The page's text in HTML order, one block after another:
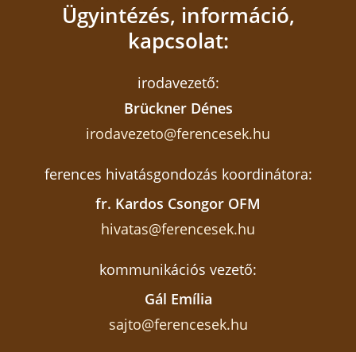
Ügyintézés, információ,
kapcsolat:
irodavezető:
Brückner Dénes
irodavezeto@ferencesek.hu
ferences hivatásgondozás koordinátora:
fr. Kardos Csongor OFM
hivatas@ferencesek.hu
kommunikációs vezető:
Gál Emília
sajto@ferencesek.hu